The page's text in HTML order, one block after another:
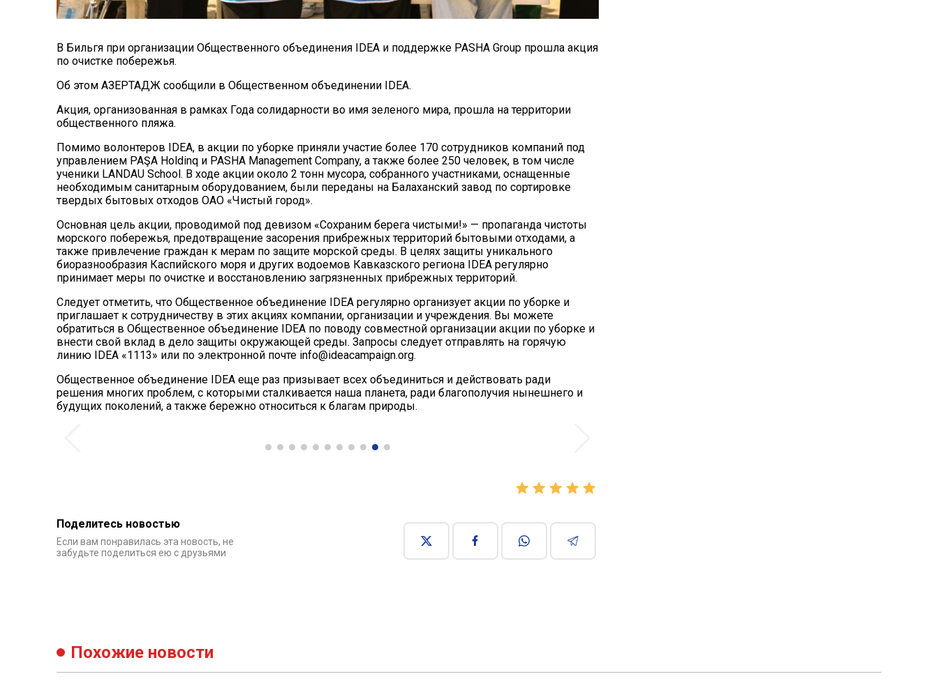
В Бильгя при организации Общественного объединения IDEA и поддержке PASHA Group прошла акция
по очистке побережья.
Об этом АЗЕРТАДЖ сообщили в Общественном объединении IDEA.
Акция, организованная в рамках Года солидарности во имя зеленого мира, прошла на территории
общественного пляжа.
Помимо волонтеров IDEA, в акции по уборке приняли участие более 170 сотрудников компаний под
управлением PAŞA Holdinq и PASHA Management Company, а также более 250 человек, в том числе
ученики LANDAU School. В ходе акции около 2 тонн мусора, собранного участниками, оснащенные
необходимым санитарным оборудованием, были переданы на Балаханский завод по сортировке
твердых бытовых отходов ОАО «Чистый город».
Основная цель акции, проводимой под девизом «Сохраним берега чистыми!» — пропаганда чистоты
морского побережья, предотвращение засорения прибрежных территорий бытовыми отходами, а
также привлечение граждан к мерам по защите морской среды. В целях защиты уникального
биоразнообразия Каспийского моря и других водоемов Кавказского региона IDEA регулярно
принимает меры по очистке и восстановлению загрязненных прибрежных территорий.
Следует отметить, что Общественное объединение IDEA регулярно организует акции по уборке и
приглашает к сотрудничеству в этих акциях компании, организации и учреждения. Вы можете
обратиться в Общественное объединение IDEA по поводу совместной организации акции по уборке и
внести свой вклад в дело защиты окружающей среды. Запросы следует отправлять на горячую
линию IDEA «1113» или по электронной почте info@ideacampaign.org.
Общественное объединение IDEA еще раз призывает всех объединиться и действовать ради
решения многих проблем, с которыми сталкивается наша планета, ради благополучия нынешнего и
будущих поколений, а также бережно относиться к благам природы.
Поделитесь новостью
Если вам понравилась эта новость, не
забудьте поделиться ею с друзьями
Похожие новости